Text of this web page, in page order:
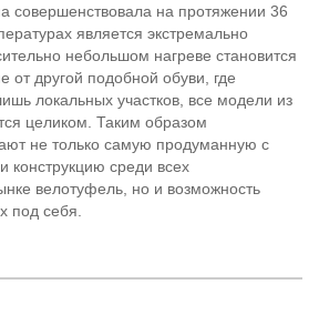
совершенствовала на протяжении 36
является экстремально
небольшом нагреве становится
от другой подобной обуви, где
локальных участков, все модели из
целиком. Таким образом
не только самую продуманную с
конструкцию среди всех
велотуфель, но и возможность
под себя.